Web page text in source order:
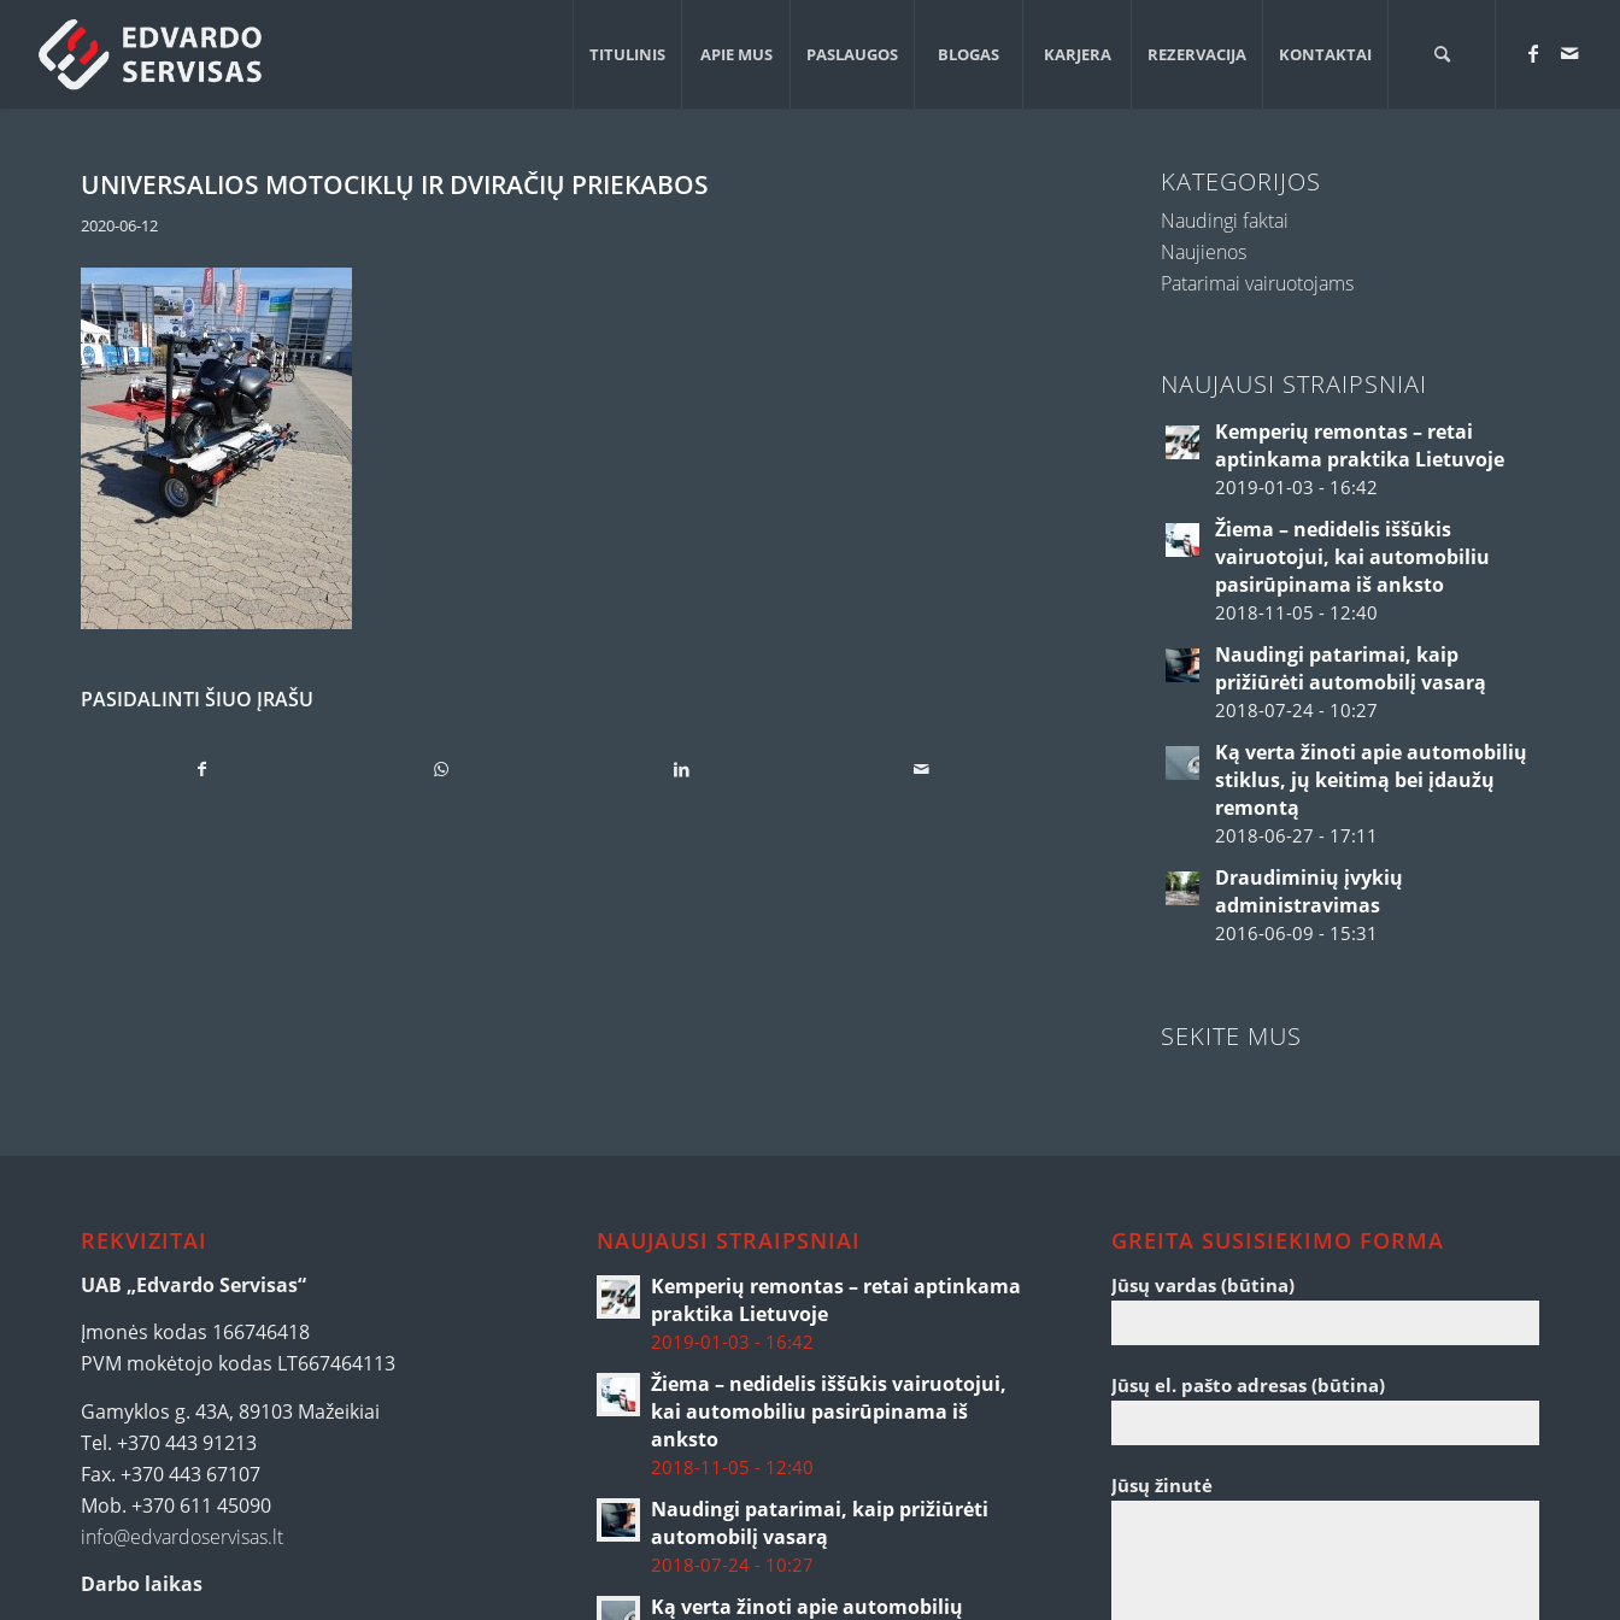
TITULINIS APIE MUS PASLAUGOS BLOGAS KARJERA REZERVACIJA KONTAKTAI
UNIVERSALIOS MOTOCIKLŲ IR DVIRAČIŲ PRIEKABOS
2020-06-12
PASIDALINTI ŠIUO ĮRAŠU
KATEGORIJOS
Naudingi faktai
Naujienos
Patarimai vairuotojams
NAUJAUSI STRAIPSNIAI
Kemperių remontas – retai
aptinkama praktika Lietuvoje
2019-01-03 - 16:42
Žiema – nedidelis iššūkis
vairuotojui, kai automobiliu
pasirūpinama iš anksto
2018-11-05 - 12:40
Naudingi patarimai, kaip
prižiūrėti automobilį vasarą
2018-07-24 - 10:27
Ką verta žinoti apie automobilių
stiklus, jų keitimą bei įdaužų
remontą
2018-06-27 - 17:11
Draudiminių įvykių
administravimas
2016-06-09 - 15:31
SEKITE MUS
REKVIZITAI
UAB „Edvardo Servisas“
Įmonės kodas 166746418
PVM mokėtojo kodas LT667464113
Gamyklos g. 43A, 89103 Mažeikiai
Tel. +370 443 91213
Fax. +370 443 67107
Mob. +370 611 45090
info@edvardoservisas.lt
Darbo laikas
NAUJAUSI STRAIPSNIAI
Kemperių remontas – retai aptinkama
praktika Lietuvoje
2019-01-03 - 16:42
Žiema – nedidelis iššūkis vairuotojui,
kai automobiliu pasirūpinama iš
anksto
2018-11-05 - 12:40
Naudingi patarimai, kaip prižiūrėti
automobilį vasarą
2018-07-24 - 10:27
Ką verta žinoti apie automobilių
GREITA SUSISIEKIMO FORMA
Jūsų vardas (būtina)
Jūsų el. pašto adresas (būtina)
Jūsų žinutė